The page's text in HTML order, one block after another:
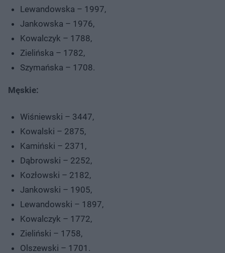
Lewandowska – 1997,
Jankowska – 1976,
Kowalczyk – 1788,
Zielińska – 1782,
Szymańska – 1708.
Męskie:
Wiśniewski – 3447,
Kowalski – 2875,
Kamiński – 2371,
Dąbrowski – 2252,
Kozłowski – 2182,
Jankowski – 1905,
Lewandowski – 1897,
Kowalczyk – 1772,
Zieliński – 1758,
Olszewski – 1701.